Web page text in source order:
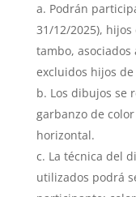
Podrán
31/12/2025),
tambo,
excluidos hijos
Los dibujos se
garbanzo de
horizontal.
La técnica del
utilizados podrá